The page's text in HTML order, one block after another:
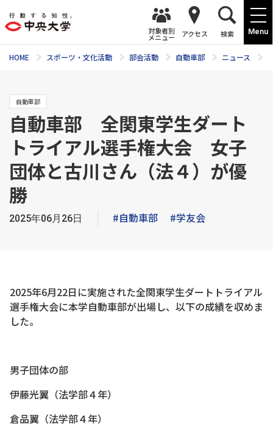
Menu
対象者別
メニュー アクセス 検索
HOME スポーツ・文化活動 部会活動 自動車部 ニュース
自動車部
自動車部 全関東学生ダート
トライアル選手権大会 女子
団体と古川さん（法４）が優
勝
2025年06月26日 #自動車部 #学友会
2025年6月22日に実施された全関東学生ダートトライアル
選手権大会に本学自動車部が出場し、以下の成績を収めま
した。
男子団体の部
伊藤光翼（法学部４年）
倉品翼（法学部４年）